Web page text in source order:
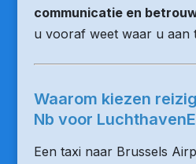
communicatie en
u vooraf weet waar u aan
Waarom kiezen
Nb voor
Een taxi naar Brussels